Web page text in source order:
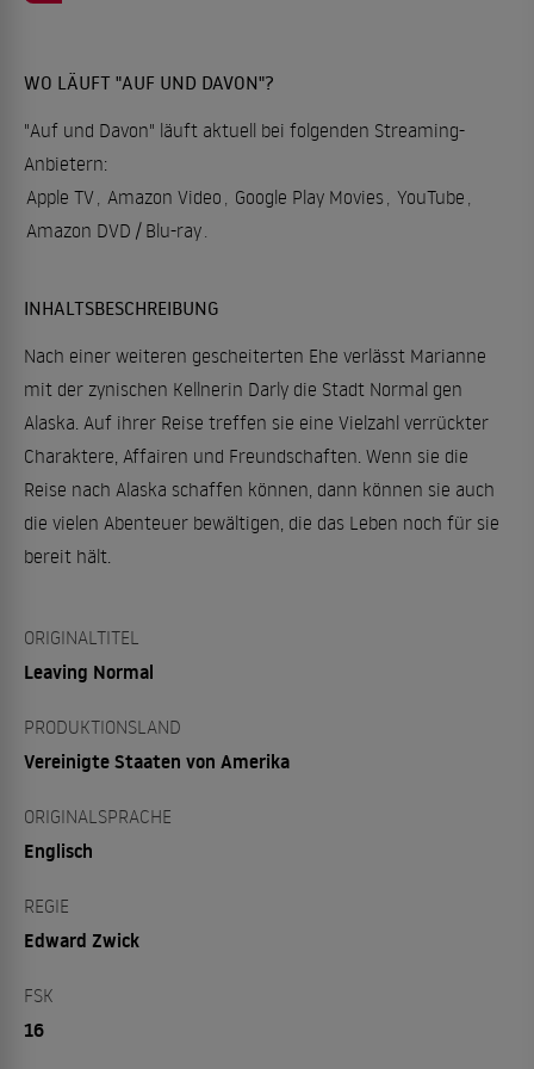
WO LÄUFT "AUF UND DAVON"?
"Auf und Davon" läuft aktuell bei folgenden Streaming-
Anbietern:
Apple TV, Amazon Video , Google Play Movies, YouTube ,
Amazon DVD / Blu-ray.
INHALTSBESCHREIBUNG
Nach einer weiteren gescheiterten Ehe verlässt Marianne
mit der zynischen Kellnerin Darly die Stadt Normal gen
Alaska. Auf ihrer Reise treffen sie eine Vielzahl verrückter
Charaktere, Affairen und Freundschaften. Wenn sie die
Reise nach Alaska schaffen können, dann können sie auch
die vielen Abenteuer bewältigen, die das Leben noch für sie
bereit hält.
ORIGINALTITEL
Leaving Normal
PRODUKTIONSLAND
Vereinigte Staaten von Amerika
ORIGINALSPRACHE
Englisch
REGIE
Edward Zwick
FSK
16